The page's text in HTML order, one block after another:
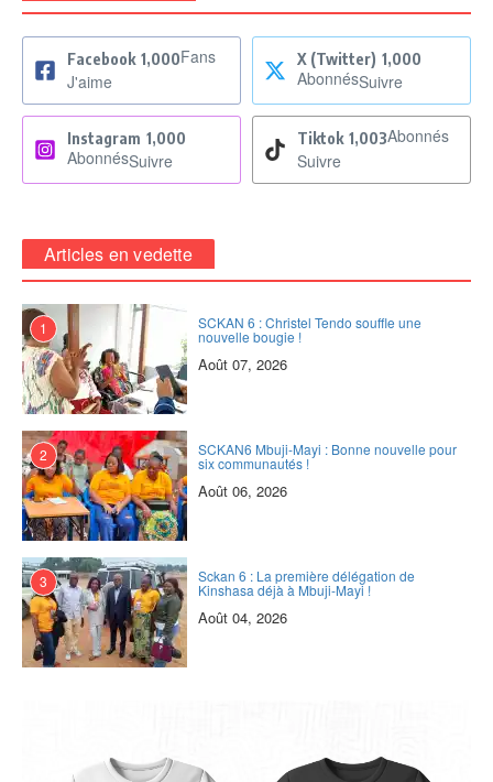
Facebook 1,000Fans
J'aime
X (Twitter) 1,000
AbonnésSuivre
Instagram 1,000
AbonnésSuivre
Tiktok 1,003Abonnés
Suivre
Articles en vedette
1 SCKAN 6 : Christel Tendo souffle une
nouvelle bougie !
Août 07, 2026
2 SCKAN6 Mbuji-Mayi : Bonne nouvelle pour
six communautés !
Août 06, 2026
3 Sckan 6 : ‎La première délégation de
Kinshasa déjà à Mbuji-Mayi !
Août 04, 2026